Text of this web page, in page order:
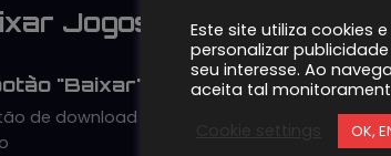
Jogos no Ação 2D
"Baixar"
de download na
2
Use programas
Este site utiliza cookies
personalizar
seu interesse. Ao
aceita tal
OK,